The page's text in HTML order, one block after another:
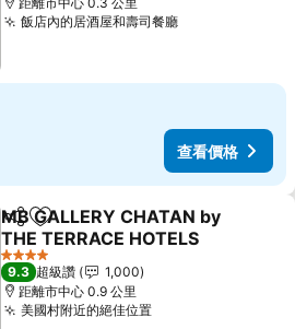
飯店內的居酒屋和壽司餐廳查看價格
查看價格
分享 加入我的最愛
MB GALLERY CHATAN by
THE TERRACE HOTELS
查看價格
4 星級
9.3 超級讚
1,000
距離市中心 0.9 公里
美國村附近的絕佳位置查看價格